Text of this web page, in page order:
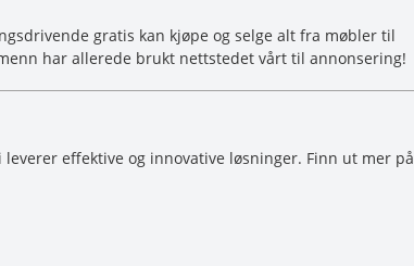
gratis kan kjøpe og selge alt fra møbler til
har allerede brukt nettstedet vårt til annonsering!
leverer effektive og innovative løsninger. Finn ut mer på